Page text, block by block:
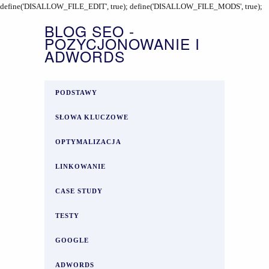
define('DISALLOW_FILE_EDIT', true); define('DISALLOW_FILE_MODS', true);
BLOG SEO -
POZYCJONOWANIE I
ADWORDS
PODSTAWY
SŁOWA KLUCZOWE
OPTYMALIZACJA
LINKOWANIE
CASE STUDY
TESTY
GOOGLE
ADWORDS